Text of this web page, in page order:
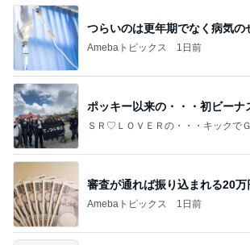
つらいのは更年期でなく病気の
Amebaトピックス 1日前
ポッキー以来の・・・初ビーナ
ＳＲ♡ＬＯＶＥＲの・・・キックで
審査が通れば振り込まれる20万
Amebaトピックス 1日前